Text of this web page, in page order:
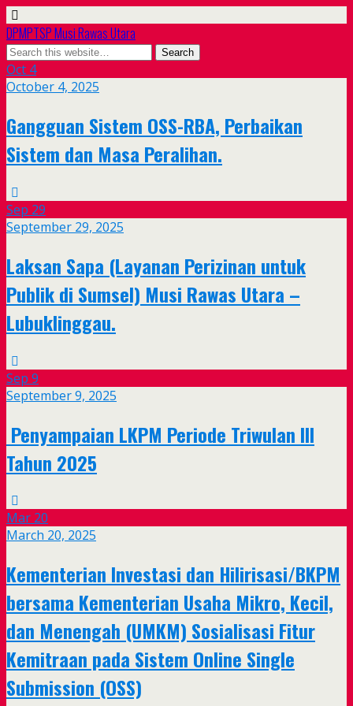
DPMPTSP Musi Rawas Utara
Oct 4
October 4, 2025
Gangguan Sistem OSS-RBA, Perbaikan
Sistem dan Masa Peralihan.
Sep 29
September 29, 2025
Laksan Sapa (Layanan Perizinan untuk
Publik di Sumsel) Musi Rawas Utara –
Lubuklinggau.
Sep 9
September 9, 2025
Penyampaian LKPM Periode Triwulan III
Tahun 2025
Mar 20
March 20, 2025
Kementerian Investasi dan Hilirisasi/BKPM
bersama Kementerian Usaha Mikro, Kecil,
dan Menengah (UMKM) Sosialisasi Fitur
Kemitraan pada Sistem Online Single
Submission (OSS)